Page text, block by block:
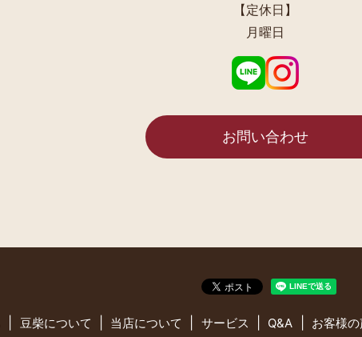
【定休日】
月曜日
お問い合わせ
豆柴について 当店について サービス Q&A お客様